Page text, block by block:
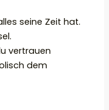
seine Zeit hat.
vertrauen
dem